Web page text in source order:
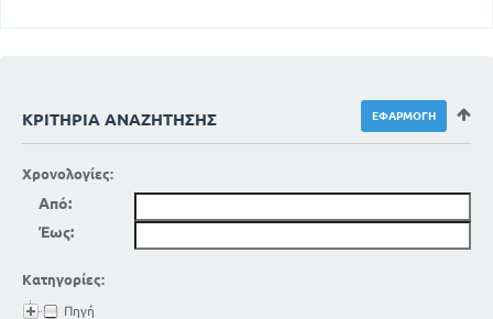
ΚΡΙΤΉΡΙΑ ΑΝΑΖΉΤΗΣΗΣ
Χρονολογίες:
Από:
Έως:
Κατηγορίες:
Πηγή